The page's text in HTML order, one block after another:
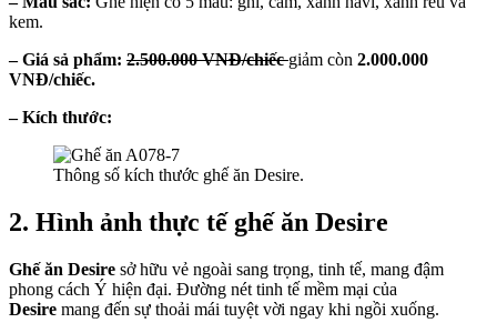
kem.
– Giá sả phẩm: 2.500.000 VNĐ/chiếcgiảm còn 2.000.000
VNĐ/chiếc.
– Kích thước:
Thông số kích thước ghế ăn Desire.
2. Hình ảnh thực tế ghế ăn Desire
Ghế ăn Desire sở hữu vẻ ngoài sang trọng, tinh tế, mang đậm
phong cách Ý hiện đại. Đường nét tinh tế mềm mại của
Desire mang đến sự thoải mái tuyệt vời ngay khi ngồi xuống.